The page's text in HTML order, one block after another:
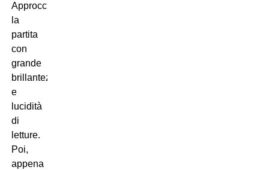
Approccia
la
partita
con
grande
brillantezza
e
lucidità
di
letture.
Poi,
appena